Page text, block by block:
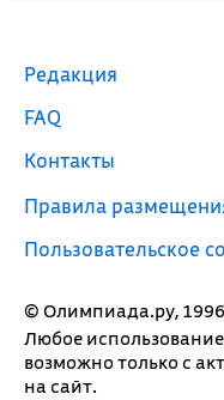
© Олимпиада.ру,
Любое
возможно только с
на сайт.
Редакция
FAQ
Контакты
Правила
Пользовательское